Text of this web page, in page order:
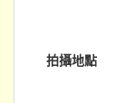
拍攝地點